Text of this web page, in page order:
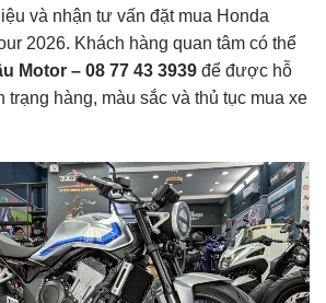
và nhận tư vấn đặt mua Honda
2026. Khách hàng quan tâm có thể
Motor – 08 77 43 3939 để được hỗ
trạng hàng, màu sắc và thủ tục mua xe